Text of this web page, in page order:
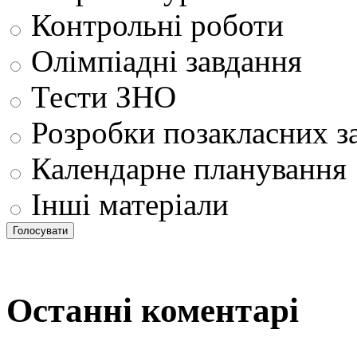
Контрольні роботи
Олімпіадні завдання
Тести ЗНО
Розробки позакласних
Календарне планування
Інші матеріали
Останні коментарі